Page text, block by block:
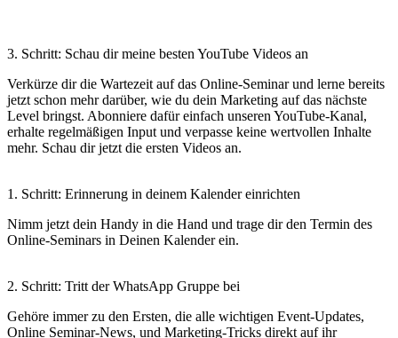
3. Schritt: Schau dir meine besten YouTube Videos an
Verkürze dir die Wartezeit auf das Online-Seminar und lerne bereits
jetzt schon mehr darüber, wie du dein Marketing auf das nächste
Level bringst. Abonniere dafür einfach unseren YouTube-Kanal,
erhalte regelmäßigen Input und verpasse keine wertvollen Inhalte
mehr. Schau dir jetzt die ersten Videos an.
1. Schritt: Erinnerung in deinem Kalender einrichten
Nimm jetzt dein Handy in die Hand und trage dir den Termin des
Online-Seminars in Deinen Kalender ein.
2. Schritt: Tritt der WhatsApp Gruppe bei
Gehöre immer zu den Ersten, die alle wichtigen Event-Updates,
Online Seminar-News, und Marketing-Tricks direkt auf ihr